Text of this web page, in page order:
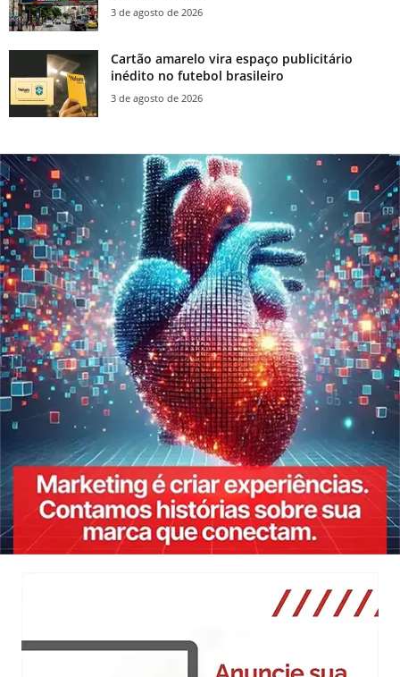
3 de agosto de 2026
Cartão amarelo vira espaço publicitário
inédito no futebol brasileiro
3 de agosto de 2026